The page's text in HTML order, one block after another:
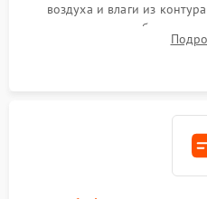
воздуха и влаги из
дозированным объемом
электронным весам. Контроль